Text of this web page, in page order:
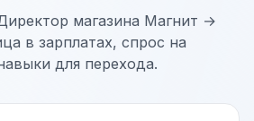
магазина Магнит →
в зарплатах, спрос на
для перехода.